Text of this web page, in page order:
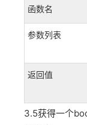
函数名
参数列表
返回值
3.5获得一个